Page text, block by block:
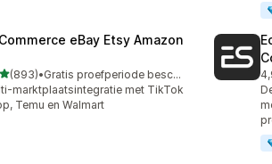
eBay Etsy Amazon
van 5 sterren
(893)
recensies in totaal
•
Gratis proefperiode beschikbaar
marktplaatsintegratie met TikTok
Temu en Walmart